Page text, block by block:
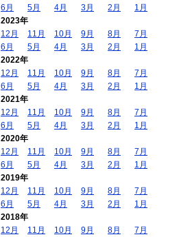
6月
5月 4月 3月 2月
1月
2023年
12月
11月 10月 9月 8月
7月
6月
5月 4月 3月 2月
1月
2022年
12月
11月 10月 9月 8月
7月
6月
5月 4月 3月 2月
1月
2021年
12月
11月 10月 9月 8月
7月
6月
5月 4月 3月 2月
1月
2020年
12月
11月 10月 9月 8月
7月
6月
5月 4月 3月 2月
1月
2019年
12月
11月 10月 9月 8月
7月
6月
5月 4月 3月 2月
1月
2018年
12月
11月 10月 9月 8月
7月